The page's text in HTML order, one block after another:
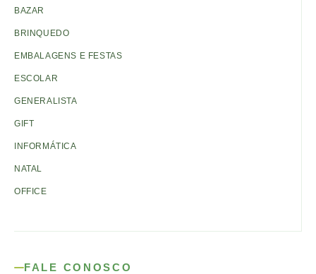
BAZAR
BRINQUEDO
EMBALAGENS E FESTAS
ESCOLAR
GENERALISTA
GIFT
INFORMÁTICA
NATAL
OFFICE
FALE CONOSCO